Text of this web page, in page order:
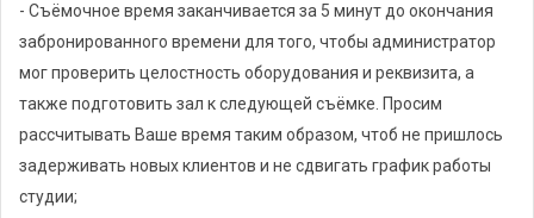
- Съёмочное время заканчивается за 5 минут до окончания
забронированного времени для того, чтобы администратор
мог проверить целостность оборудования и реквизита, а
также подготовить зал к следующей съёмке. Просим
рассчитывать Ваше время таким образом, чтоб не пришлось
задерживать новых клиентов и не сдвигать график работы
студии;